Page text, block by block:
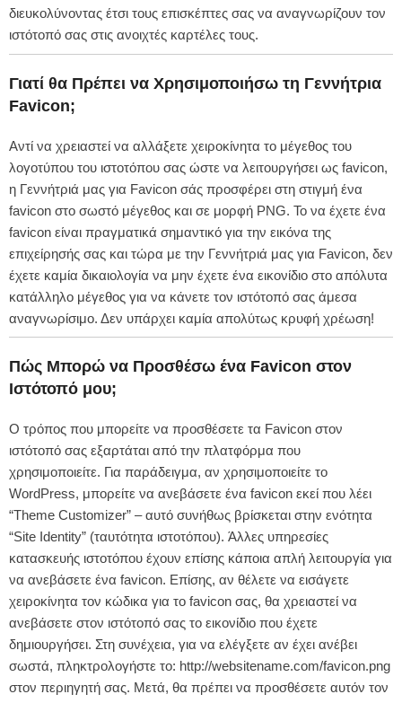
διευκολύνοντας έτσι τους επισκέπτες σας να αναγνωρίζουν τον
ιστότοπό σας στις ανοιχτές καρτέλες τους.
Γιατί θα Πρέπει να Χρησιμοποιήσω τη Γεννήτρια
Favicon;
Αντί να χρειαστεί να αλλάξετε χειροκίνητα το μέγεθος του
λογοτύπου του ιστοτόπου σας ώστε να λειτουργήσει ως favicon,
η Γεννήτριά μας για Favicon σάς προσφέρει στη στιγμή ένα
favicon στο σωστό μέγεθος και σε μορφή PNG. Το να έχετε ένα
favicon είναι πραγματικά σημαντικό για την εικόνα της
επιχείρησής σας και τώρα με την Γεννήτριά μας για Favicon, δεν
έχετε καμία δικαιολογία να μην έχετε ένα εικονίδιο στο απόλυτα
κατάλληλο μέγεθος για να κάνετε τον ιστότοπό σας άμεσα
αναγνωρίσιμο. Δεν υπάρχει καμία απολύτως κρυφή χρέωση!
Πώς Μπορώ να Προσθέσω ένα Favicon στον
Ιστότοπό μου;
Ο τρόπος που μπορείτε να προσθέσετε τα Favicon στον
ιστότοπό σας εξαρτάται από την πλατφόρμα που
χρησιμοποιείτε. Για παράδειγμα, αν χρησιμοποιείτε το
WordPress, μπορείτε να ανεβάσετε ένα favicon εκεί που λέει
“Theme Customizer” – αυτό συνήθως βρίσκεται στην ενότητα
“Site Identity” (ταυτότητα ιστοτόπου). Άλλες υπηρεσίες
κατασκευής ιστοτόπου έχουν επίσης κάποια απλή λειτουργία για
να ανεβάσετε ένα favicon. Επίσης, αν θέλετε να εισάγετε
χειροκίνητα τον κώδικα για το favicon σας, θα χρειαστεί να
ανεβάσετε στον ιστότοπό σας το εικονίδιο που έχετε
δημιουργήσει. Στη συνέχεια, για να ελέγξετε αν έχει ανέβει
σωστά, πληκτρολογήστε το: http://websitename.com/favicon.png
στον περιηγητή σας. Μετά, θα πρέπει να προσθέσετε αυτόν τον